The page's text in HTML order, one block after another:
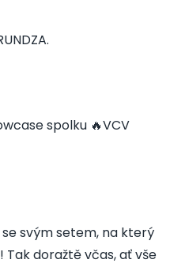
spolku 🔥VCV
se svým setem, na který
Tak doražtě včas, ať vše